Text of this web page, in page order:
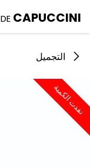
DE CAPUCCINI
التجميل
نفدت الكمية